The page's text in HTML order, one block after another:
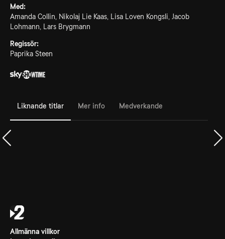
Med:
Amanda Collin, Nikolaj Lie Kaas, Lisa Loven Kongsli, Jacob
Lohmann, Lars Brygmann
Regissör:
Paprika Steen
Liknande titlar Mer info Medverkande
Allmänna villkor